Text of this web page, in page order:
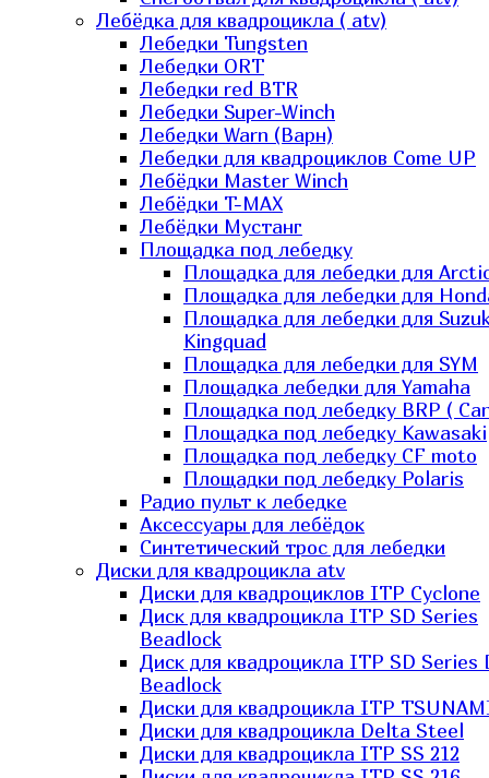
Лебёдка для квадроцикла ( atv)
Лебедки Tungsten
Лебедки ORT
Лебедки red BTR
Лебедки Super-Winch
Лебедки Warn (Варн)
Лебедки для квадроциклов Come UP
Лебёдки Master Winch
Лебёдки T-MAX
Лебёдки Мустанг
Площадка под лебедку
Площадка для лебедки для
Площадка для лебедки для
Площадка для лебедки для
Kingquad
Площадка для лебедки для SYM
Площадка лебедки для Yamaha
Площадка под лебедку BRP (
Площадка под лебедку Kawasaki
Площадка под лебедку СF moto
Площадки под лебедку Polaris
Радио пульт к лебедке
Аксессуары для лебёдок
Синтетический трос для лебедки
Диски для квадроцикла atv
Диски для квадроциклов ITP Cyclone
Диск для квадроцикла ITP SD Series
Beadlock
Диск для квадроцикла ITP SD Series
Beadlock
Диски для квадроцикла ITP
Диски для квадроцикла Delta Steel
Диски для квадроцикла ITP SS 212